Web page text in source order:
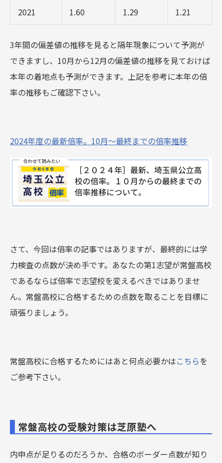
2021 1.60 1.29 1.21
3年間の偏差値の推移を見ると隔年現象について予測が
できますし、10月から12月の偏差値の推移を見ておけば
本年の着地点も予測ができます。上記を参考に本年の倍
率の推移もご確認下さい。
2024年度の最新倍率。10月～最終までの倍率推移
さて、今回は倍率の記事ではありますが、最終的には学
力検査の点数が決め手です。あなたの第1志望が常盤高校
であるならば倍率で志望校を変えるべきではありませ
ん。常盤高校に合格するための点数を取ることを目標に
頑張りましょう。
常盤高校に合格するためにはあと何点必要かはこちらを
ご参考下さい。
常盤高校の受験対策は芝原塾へ
内申点が足りるのだろうか、合格のボーダー点数が知り